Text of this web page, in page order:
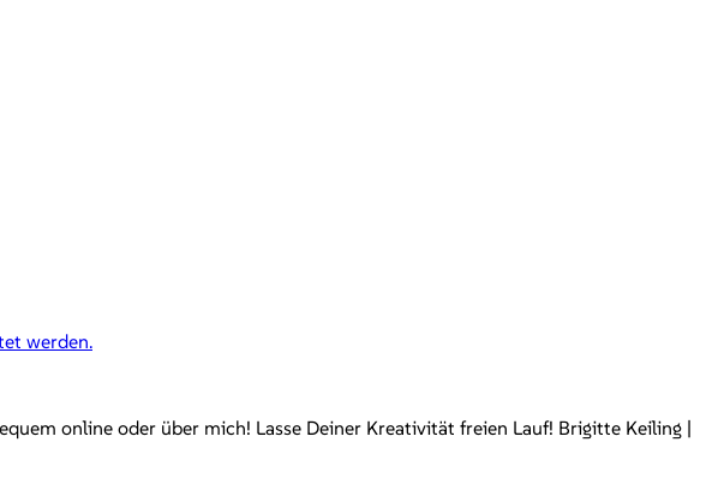
werden.
online oder über mich! Lasse Deiner Kreativität freien Lauf! Brigitte Keiling |